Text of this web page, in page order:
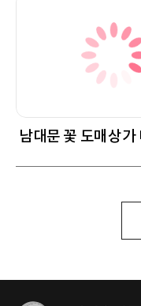
남대문 꽃 도매상가